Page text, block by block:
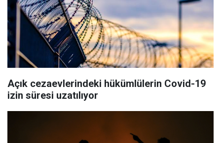
Açık cezaevlerindeki hükümlülerin Covid-19
izin süresi uzatılıyor